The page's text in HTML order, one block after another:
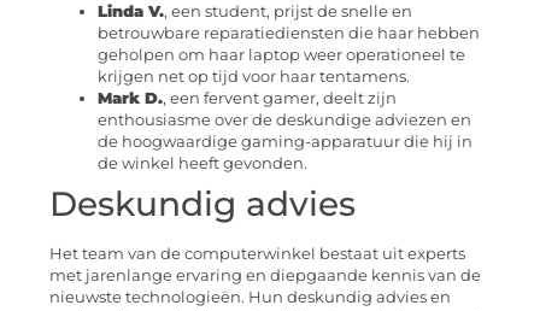
Linda V., een student, prijst de snelle en
betrouwbare reparatiediensten die haar hebben
geholpen om haar laptop weer operationeel te
krijgen net op tijd voor haar tentamens.
Mark D., een fervent gamer, deelt zijn
enthousiasme over de deskundige adviezen en
de hoogwaardige gaming-apparatuur die hij in
de winkel heeft gevonden.
Deskundig advies
Het team van de computerwinkel bestaat uit experts
met jarenlange ervaring en diepgaande kennis van de
nieuwste technologieën. Hun deskundig advies en